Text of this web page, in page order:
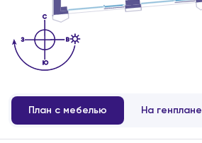
План с мебелью На генплане